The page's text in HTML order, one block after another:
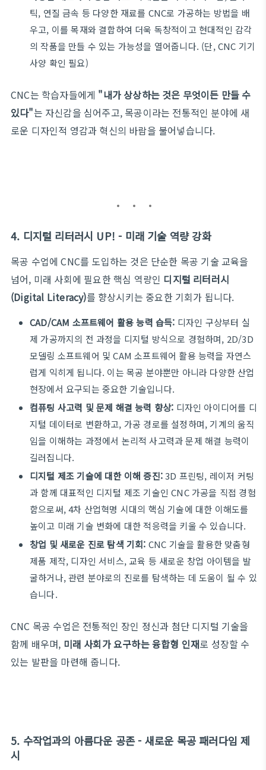
틱, 연질 금속 등 다양한 재료를 CNC로 가공하는 방법을 배
우고, 이를 목재와 결합하여 더욱 독창적이고 현대적인 감각
의 작품을 만들 수 있는 가능성을 열어줍니다. (단, CNC 기기
사양 확인 필요)
CNC는 학습자들에게 "내가 상상하는 것은 무엇이든 만들 수
있다"는 자신감을 심어주고, 목공이라는 전통적인 분야에 새
로운 디자인적 영감과 혁신의 바람을 불어넣습니다.
4. 디지털 리터러시 UP! - 미래 기술 역량 강화
목공 수업에 CNC를 도입하는 것은 단순한 목공 기술 교육을
넘어, 미래 사회에 필요한 핵심 역량인 디지털 리터러시
(Digital Literacy)를 향상시키는 중요한 기회가 됩니다.
CAD/CAM 소프트웨어 활용 능력 습득: 디자인 구상부터 실
제 가공까지의 전 과정을 디지털 방식으로 경험하며, 2D/3D
모델링 소프트웨어 및 CAM 소프트웨어 활용 능력을 자연스
럽게 익히게 됩니다. 이는 목공 분야뿐만 아니라 다양한 산업
현장에서 요구되는 중요한 기술입니다.
컴퓨팅 사고력 및 문제 해결 능력 향상: 디자인 아이디어를 디
지털 데이터로 변환하고, 가공 경로를 설정하며, 기계의 움직
임을 이해하는 과정에서 논리적 사고력과 문제 해결 능력이
길러집니다.
디지털 제조 기술에 대한 이해 증진:3D 프린팅, 레이저 커팅
과 함께 대표적인 디지털 제조 기술인 CNC 가공을 직접 경험
함으로써, 4차 산업혁명 시대의 핵심 기술에 대한 이해도를
높이고 미래 기술 변화에 대한 적응력을 키울 수 있습니다.
창업 및 새로운 진로 탐색 기회: CNC 기술을 활용한 맞춤형
제품 제작, 디자인 서비스, 교육 등 새로운 창업 아이템을 발
굴하거나, 관련 분야로의 진로를 탐색하는 데 도움이 될 수 있
습니다.
CNC 목공 수업은 전통적인 장인 정신과 첨단 디지털 기술을
함께 배우며, 미래 사회가 요구하는 융합형 인재로 성장할 수
있는 발판을 마련해 줍니다.
5. 수작업과의 아름다운 공존 - 새로운 목공 패러다임 제
시